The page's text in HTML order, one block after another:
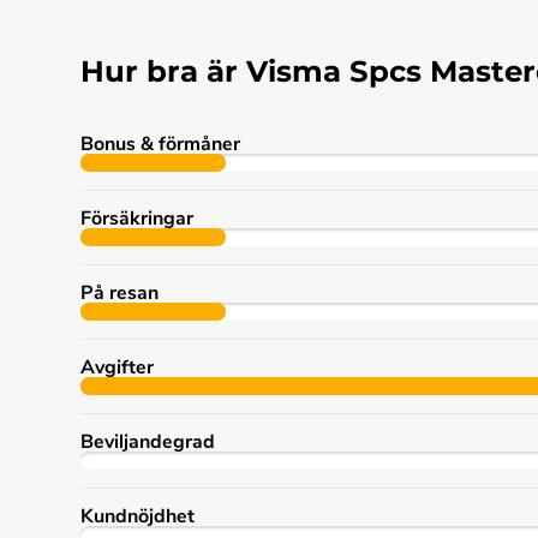
Hur bra är Visma Spcs
Bonus & förmåner
Försäkringar
På resan
Avgifter
Beviljandegrad
Kundnöjdhet